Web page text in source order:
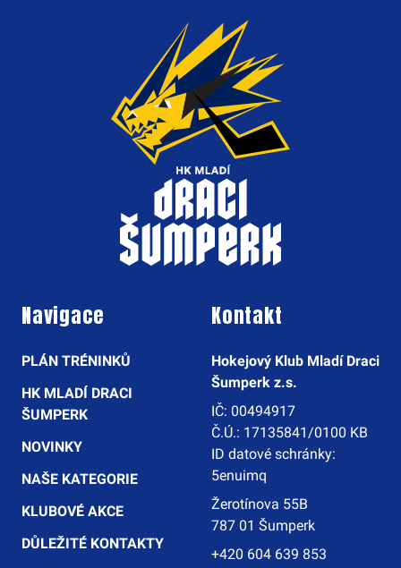
Navigace
PLÁN TRÉNINKŮ
HK MLADÍ DRACI
ŠUMPERK
NOVINKY
NAŠE KATEGORIE
KLUBOVÉ AKCE
DŮLEŽITÉ KONTAKTY
Kontakt
Hokejový Klub Mladí Draci
Šumperk z.s.
IČ: 00494917
Č.Ú.: 17135841/0100 KB
ID datové schránky:
5enuimq
Žerotínova 55B
787 01 Šumperk
+420 604 639 853